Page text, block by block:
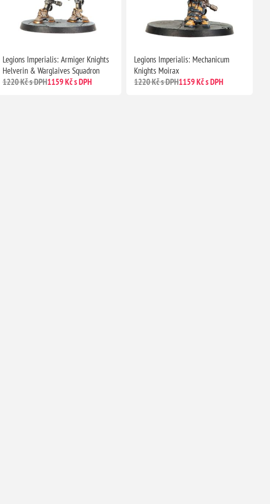
Legions Imperialis: Armiger Knights
Helverin & Warglaives Squadron
1220 Kč s DPH1159 Kč s DPH
Legions Imperialis: Mechanicum
Knights Moirax
1220 Kč s DPH1159 Kč s DPH